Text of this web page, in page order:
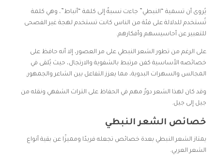
يُروى أن تسمية “النبطي” جاءت نسبةً إلى كلمة “أنباط”، وهي كلمة
تُستخدم للدلالة على فئة من الناس كانت تستخدم لهجة غير الفصحى
للتعبير عن أحاسيسهم وأفكارهم.
على الرغم من تطور الشعر النبطي على مر العصور، إلا أنه حافظ على
خصائصه الأساسية كفن مرتبط بالشفوية والارتجال، حيث يُلقى في
المجالس والسهرات البدوية، مما يعزز التفاعل بين الشاعر والجمهور.
وقد كان لهذا الشعر دورٌ مهم في الحفاظ على التراث الشفهي ونقله من
جيل إلى جيل.
خصائص الشعر النبطي
يمتاز الشعر النبطي بعدة خصائص تجعله فريدًا ومميزًا عن بقية أنواع
الشعر العربي.